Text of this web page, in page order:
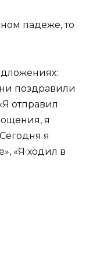
падеже, то
поздравили
отправил
я
я
«Я ходил в